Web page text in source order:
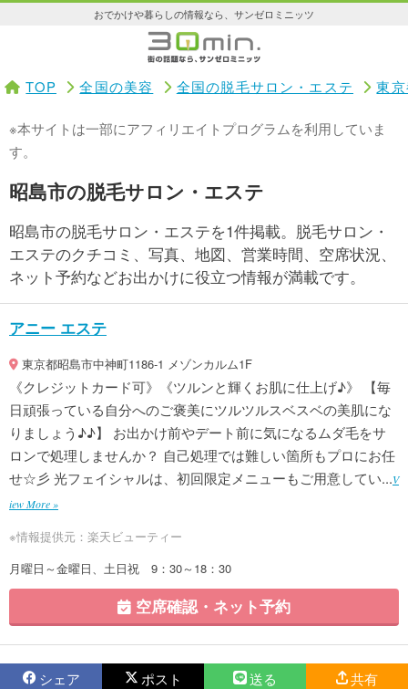
おでかけや暮らしの情報なら、サンゼロミニッツ
TOP 全国の美容 全国の脱毛サロン・エステ 東
※本サイトは一部にアフィリエイトプログラムを利用していま
す。
昭島市の脱毛サロン・エステ
昭島市の脱毛サロン・エステを1件掲載。脱毛サロン・
エステのクチコミ、写真、地図、営業時間、空席状況、
ネット予約などお出かけに役立つ情報が満載です。
アニー エステ
東京都昭島市中神町1186-1 メゾンカルム1F
《クレジットカード可》《ツルンと輝くお肌に仕上げ♪》 【毎
日頑張っている自分へのご褒美にツルツルスベスベの美肌にな
りましょう♪♪】 お出かけ前やデート前に気になるムダ毛をサ
ロンで処理しませんか？ 自己処理では難しい箇所もプロにお任
せ☆彡 光フェイシャルは、初回限定メニューもご用意してい...V
iew More »
※情報提供元：楽天ビューティー
月曜日～金曜日、土日祝 9：30～18：30
空席確認・ネット予約
シェア ポスト 送る 共有